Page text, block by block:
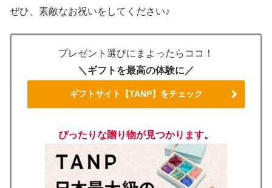
ぜひ、素敵なお祝いをしてください♪
プレゼント選びにまよったらココ！
＼ギフトを最高の体験に／
ギフトサイト【TANP】をチェック
ぴったりな贈り物が見つかります。